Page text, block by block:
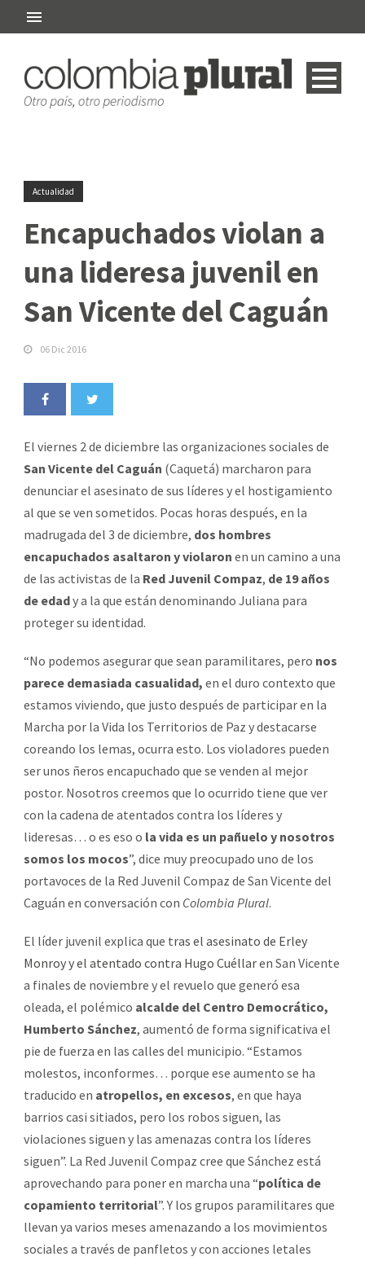
Actualidad
Encapuchados violan a
una lideresa juvenil en
San Vicente del Caguán
06 Dic 2016
El viernes 2 de diciembre las organizaciones sociales de
San Vicente del Caguán (Caquetá) marcharon para
denunciar el asesinato de sus líderes y el hostigamiento
al que se ven sometidos. Pocas horas después, en la
madrugada del 3 de diciembre, dos hombres
encapuchados asaltaron y violaron en un camino a una
de las activistas de la Red Juvenil Compaz, de 19 años
de edady a la que están denominando Juliana para
proteger su identidad.
“No podemos asegurar que sean paramilitares, pero nos
parece demasiada casualidad, en el duro contexto que
estamos viviendo, que justo después de participar en la
Marcha por la Vida los Territorios de Paz y destacarse
coreando los lemas, ocurra esto. Los violadores pueden
ser unos ñeros encapuchado que se venden al mejor
postor. Nosotros creemos que lo ocurrido tiene que ver
con la cadena de atentados contra los líderes y
lideresas… o es eso o la vida es un pañuelo y nosotros
somos los mocos”, dice muy preocupado uno de los
portavoces de la Red Juvenil Compaz de San Vicente del
Caguán en conversación con Colombia Plural.
El líder juvenil explica que tras el asesinato de Erley
Monroy y el atentado contra Hugo Cuéllaren San Vicente
a finales de noviembre y el revuelo que generó esa
oleada, el polémico alcalde del Centro Democrático,
Humberto Sánchez, aumentó de forma significativa el
pie de fuerza en las calles del municipio. “Estamos
molestos, inconformes… porque ese aumento se ha
traducido en atropellos, en excesos, en que haya
barrios casi sitiados, pero los robos siguen, las
violaciones siguen y las amenazas contra los líderes
siguen”. La Red Juvenil Compaz cree que Sánchez está
aprovechando para poner en marcha una “política de
copamiento territorial”. Y los grupos paramilitares que
llevan ya varios meses amenazando a los movimientos
sociales a través de panfletos y con acciones letales